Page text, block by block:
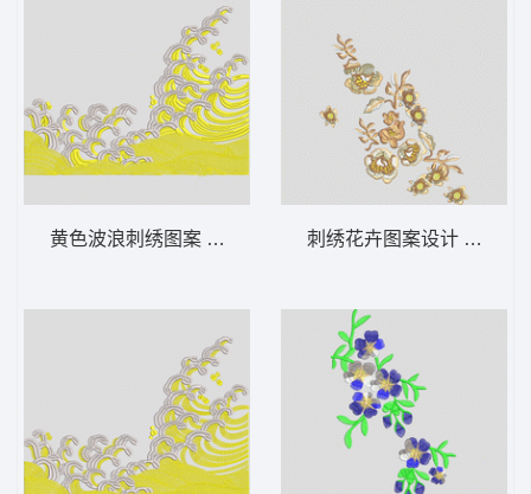
黄色波浪刺绣图案 波浪 刺绣花卉图案设计 靓花 汉